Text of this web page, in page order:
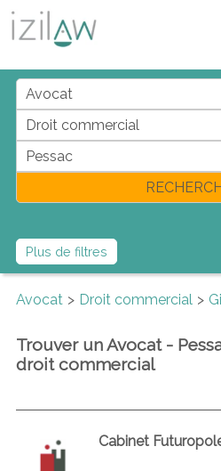
jdadi
fl
Plus de filtres
Avocat Droit commercial
Trouver un Avocat -
droit commercial
Cabinet